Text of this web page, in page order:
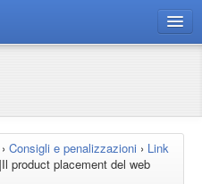
› Consigli e penalizzazioni › Link
product placement del web